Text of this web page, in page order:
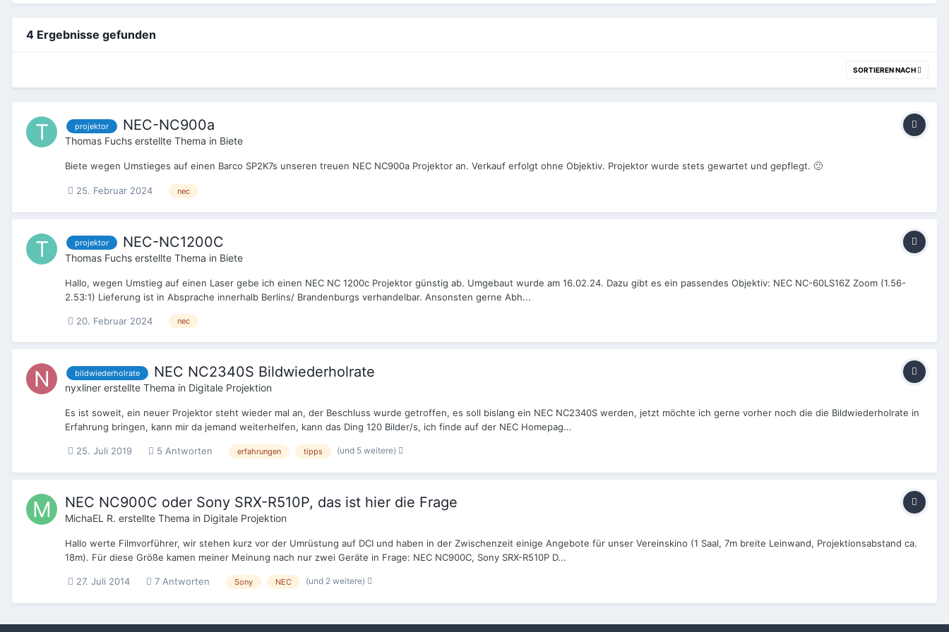
4 Ergebnisse gefunden
SORTIEREN NACH
projektor NEC-NC900a
Thomas Fuchs erstellte Thema in Biete
Biete wegen Umstieges auf einen Barco SP2K7s unseren treuen NEC NC900a Projektor an. Verkauf erfolgt ohne Objektiv. Projektor wurde stets gewartet und gepflegt. 🙂
25. Februar 2024 nec
projektor NEC-NC1200C
Thomas Fuchs erstellte Thema in Biete
Hallo, wegen Umstieg auf einen Laser gebe ich einen NEC NC 1200c Projektor günstig ab. Umgebaut wurde am 16.02.24. Dazu gibt es ein passendes Objektiv: NEC NC-60LS16Z Zoom (1.56-
2.53:1) Lieferung ist in Absprache innerhalb Berlins/ Brandenburgs verhandelbar. Ansonsten gerne Abh...
20. Februar 2024 nec
bildwiederholrate NEC NC2340S Bildwiederholrate
nyxliner erstellte Thema in Digitale Projektion
Es ist soweit, ein neuer Projektor steht wieder mal an, der Beschluss wurde getroffen, es soll bislang ein NEC NC2340S werden, jetzt möchte ich gerne vorher noch die die Bildwiederholrate in
Erfahrung bringen, kann mir da jemand weiterhelfen, kann das Ding 120 Bilder/s, ich finde auf der NEC Homepag...
25. Juli 2019 5 Antworten erfahrungen tipps (und 5 weitere)
NEC NC900C oder Sony SRX-R510P, das ist hier die Frage
MichaEL R. erstellte Thema in Digitale Projektion
Hallo werte Filmvorführer, wir stehen kurz vor der Umrüstung auf DCI und haben in der Zwischenzeit einige Angebote für unser Vereinskino (1 Saal, 7m breite Leinwand, Projektionsabstand ca.
18m). Für diese Größe kamen meiner Meinung nach nur zwei Geräte in Frage: NEC NC900C, Sony SRX-R510P D...
27. Juli 2014 7 Antworten Sony NEC (und 2 weitere)